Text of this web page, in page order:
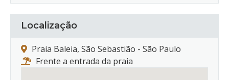
Localização
Praia Baleia, São Sebastião - São Paulo
Frente a entrada da praia